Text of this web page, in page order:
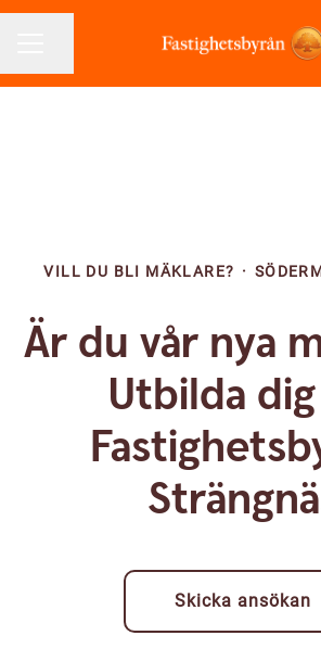
VILL DU BLI MÄKLARE? ·
Är du vår nya
Utbilda
Skicka ansökan